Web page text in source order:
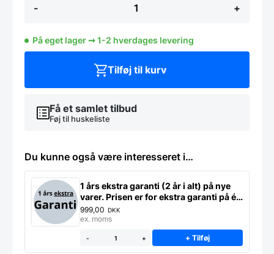
-
5000W,
+
På eget lager ➞ 1-2 hverdages levering
Få et samlet tilbud
Føj til huskeliste
Tilføj til kurv
Du kunne også være interesseret i…
1 års ekstra garanti (2 år i alt) på nye
varer. Prisen er for ekstra garanti på ét
produkt
999,00 DKK
ex. moms
- + + Tilføj